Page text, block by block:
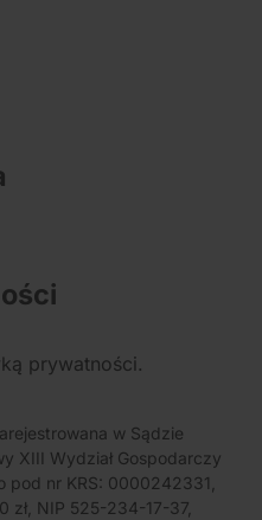
prywatności.
w Sądzie
XIII Wydział Gospodarczy
pod nr KRS: 0000242331,
zł, NIP 525-234-17-37,